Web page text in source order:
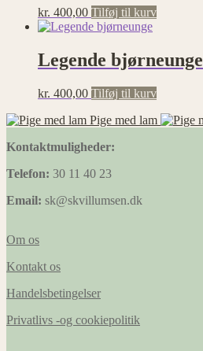
kr. 400,00 Tilføj til kurv
Legende bjørneunge
kr. 400,00 Tilføj til kurv
Pige med lam
Kontaktmuligheder:
Telefon: 30 11 40 23
Email: sk@skvillumsen.dk
Om os
Kontakt os
Handelsbetingelser
Privatlivs -og cookiepolitik